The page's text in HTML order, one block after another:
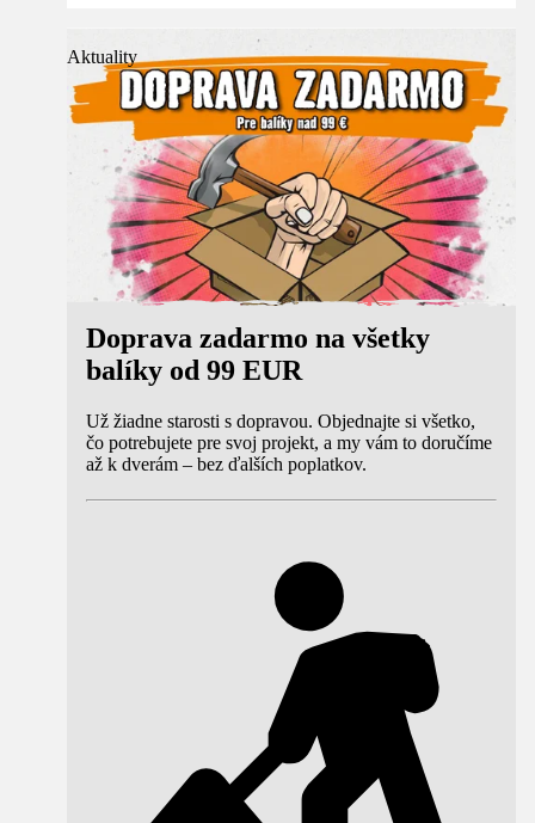
Aktuality
Doprava zadarmo na všetky
balíky od 99 EUR
Už žiadne starosti s dopravou. Objednajte si všetko,
čo potrebujete pre svoj projekt, a my vám to doručíme
až k dverám – bez ďalších poplatkov.